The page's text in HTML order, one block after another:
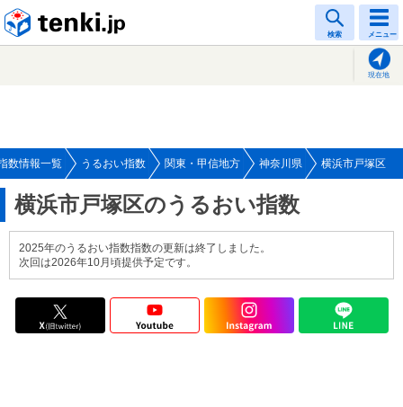
検索 メニュー
現在地
数情報一覧 うるおい指数 関東・甲信地方 神奈川県 横浜市戸塚区
横浜市戸塚区のうるおい指数
2025年のうるおい指数指数の更新は終了しました。
次回は2026年10月頃提供予定です。